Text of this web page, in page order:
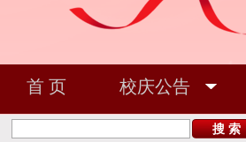
首 页 校庆公告